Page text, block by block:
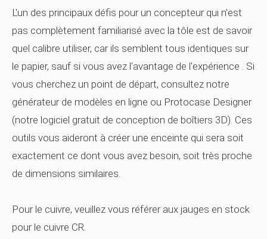
L'un des principaux défis pour un concepteur qui n'est
pas complètement familiarisé avec la tôle est de savoir
quel calibre utiliser, car ils semblent tous identiques sur
le papier, sauf si vous avez l'avantage de l'expérience . Si
vous cherchez un point de départ, consultez notre
générateur de modèles en ligne ou Protocase Designer
(notre logiciel gratuit de conception de boîtiers 3D). Ces
outils vous aideront à créer une enceinte qui sera soit
exactement ce dont vous avez besoin, soit très proche
de dimensions similaires.
Pour le cuivre, veuillez vous référer aux jauges en stock
pour le cuivre CR.